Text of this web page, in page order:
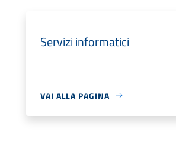
Servizi informatici
VAI ALLA PAGINA